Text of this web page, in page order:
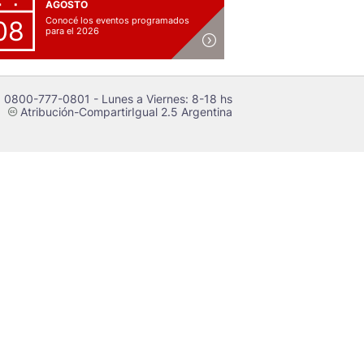
AGOSTO
Conocé los eventos programados
para el 2026
0800-777-0801 - Lunes a Viernes: 8-18 hs
cAtribución-CompartirIgual 2.5 Argentina